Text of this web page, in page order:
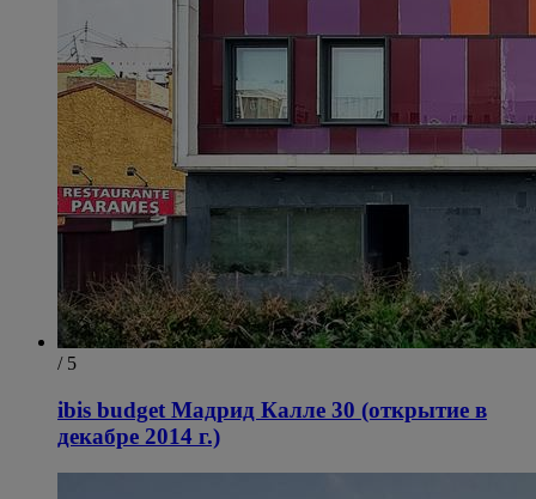
/ 5
ibis budget Мадрид Калле 30 (открытие в
декабре 2014 г.)